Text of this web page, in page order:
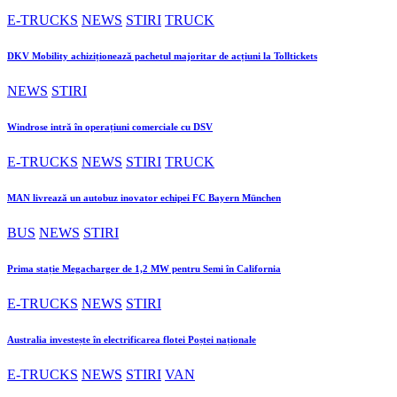
E-TRUCKS NEWS STIRI TRUCK
DKV Mobility achiziționează pachetul majoritar de acțiuni la Tolltickets
NEWS STIRI
Windrose intră în operațiuni comerciale cu DSV
E-TRUCKS NEWS STIRI TRUCK
MAN livrează un autobuz inovator echipei FC Bayern München
BUS NEWS STIRI
Prima stație Megacharger de 1,2 MW pentru Semi în California
E-TRUCKS NEWS STIRI
Australia investește în electrificarea flotei Poștei naționale
E-TRUCKS NEWS STIRI VAN